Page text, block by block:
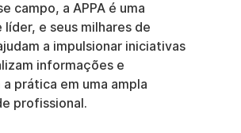
campo, a APPA é uma
líder, e seus milhares de
a impulsionar iniciativas
informações e
prática em uma ampla
profissional.